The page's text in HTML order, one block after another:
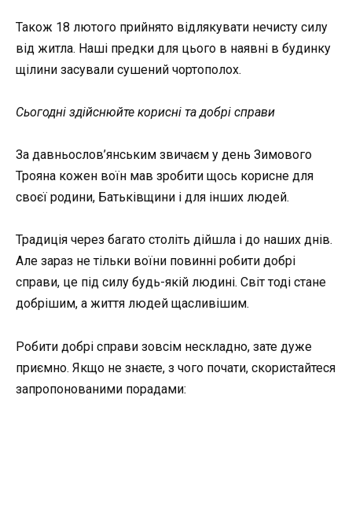
Також 18 лютого прийнято відлякувати нечисту силу
від житла. Наші предки для цього в наявні в будинку
щілини засували сушений чортополох.
Сьогодні здійснюйте корисні та добрі справи
За давньослов’янським звичаєм у день Зимового
Трояна кожен воїн мав зробити щось корисне для
своєї родини, Батьківщини і для інших людей.
Традиція через багато століть дійшла і до наших днів.
Але зараз не тільки воїни повинні робити добрі
справи, це під силу будь-якій людині. Світ тоді стане
добрішим, а життя людей щасливішим.
Робити добрі справи зовсім нескладно, зате дуже
приємно. Якщо не знаєте, з чого почати, скористайтеся
запропонованими порадами: